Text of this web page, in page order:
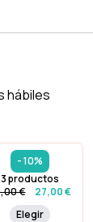
hábiles
- 10%
3 productos
€
27,00 €
Elegir